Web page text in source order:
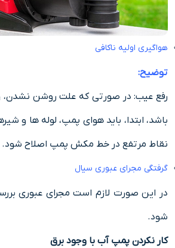
هواگیری اولیه ناکافی
توضیح:
رفع عیب: در صورتی که علت روشن نشدن،
باشد، ابتدا، باید هوای پمپ، لوله ها و
نقاط مرتفع در خط مکش پمپ اصلاح شود.
گرفتگی مجرای عبوری سیال
در این صورت لازم است مجرای عبوری
شود.
کار نکردن پمپ آب با وجود برق